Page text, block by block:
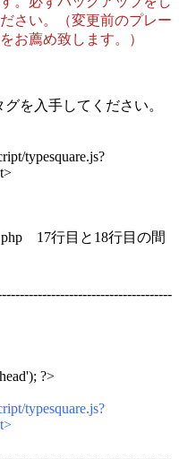
さい。（変更前のプレー
お薦め致します。）
を入手してください。
typesquare.js?
17行目と18行目の間
?>
typesquare.js?